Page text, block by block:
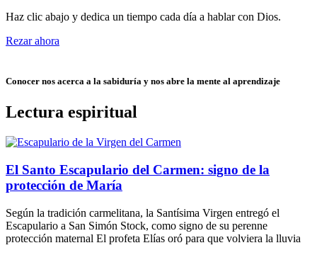
Haz clic abajo y dedica un tiempo cada día a hablar con Dios.
Rezar ahora
Conocer nos acerca a la sabiduría y nos abre la mente al aprendizaje
Lectura espiritual
El Santo Escapulario del Carmen: signo de la
protección de María
Según la tradición carmelitana, la Santísima Virgen entregó el
Escapulario a San Simón Stock, como signo de su perenne
protección maternal El profeta Elías oró para que volviera la lluvia